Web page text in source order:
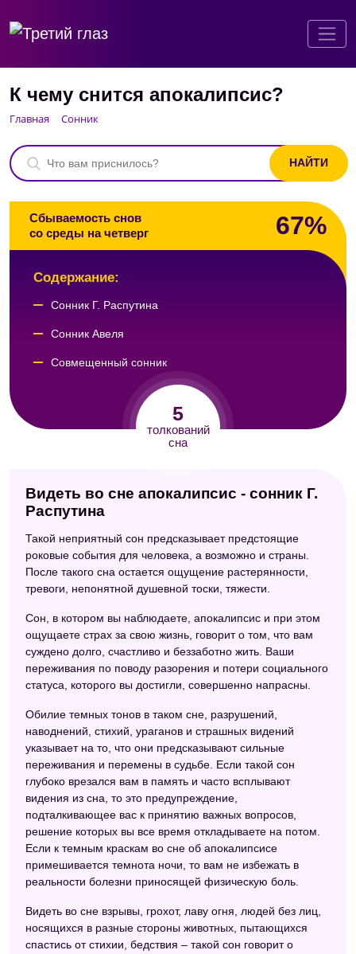
К чему снится апокалипсис?
Главная Сонник
Сбываемость снов
со среды на четверг
67%
5
толкований
сна
Содержание:
Сонник Г. Распутина
Сонник Авеля
Совмещенный сонник
Сонник Кассандры
Универсальный сонник
Видеть во сне апокалипсис - сонник Г.
Распутина
Такой неприятный сон предсказывает предстоящие
роковые события для человека, а возможно и страны.
После такого сна остается ощущение растерянности,
тревоги, непонятной душевной тоски, тяжести.
Сон, в котором вы наблюдаете, апокалипсис и при этом
ощущаете страх за свою жизнь, говорит о том, что вам
суждено долго, счастливо и беззаботно жить. Ваши
переживания по поводу разорения и потери социального
статуса, которого вы достигли, совершенно напрасны.
Обилие темных тонов в таком сне, разрушений,
наводнений, стихий, ураганов и страшных видений
указывает на то, что они предсказывают сильные
переживания и перемены в судьбе. Если такой сон
глубоко врезался вам в память и часто всплывают
видения из сна, то это предупреждение,
подталкивающее вас к принятию важных вопросов,
решение которых вы все время откладываете на потом.
Если к темным краскам во сне об апокалипсисе
примешивается темнота ночи, то вам не избежать в
реальности болезни приносящей физическую боль.
Видеть во сне взрывы, грохот, лаву огня, людей без лиц,
носящихся в разные стороны животных, пытающихся
спастись от стихии, бедствия – такой сон говорит о